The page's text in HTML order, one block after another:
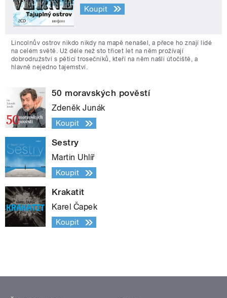
Koupit
Lincolnův ostrov nikdo nikdy na mapě nenašel, a přece ho znají lidé
na celém světě. Už déle než sto třicet let na něm prožívají
dobrodružství s pěticí trosečníků, kteří na něm našli útočiště, a
hlavně nejedno tajemství.
50 moravských pověstí
Zdeněk Junák
Koupit
Sestry
Martin Uhlíř
Koupit
Krakatit
Karel Čapek
Koupit